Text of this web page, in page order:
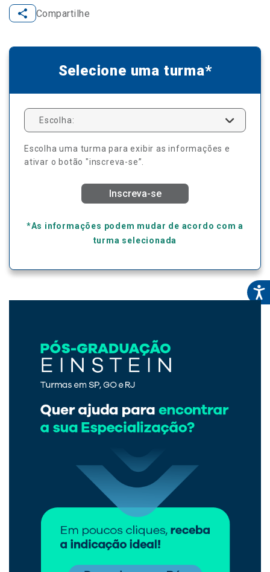
Compartilhe
Selecione uma turma*
Escolha:
Escolha uma turma para exibir as informações e
ativar o botão "inscreva-se”.
Inscreva-se
*As informações podem mudar de acordo com a
turma selecionada